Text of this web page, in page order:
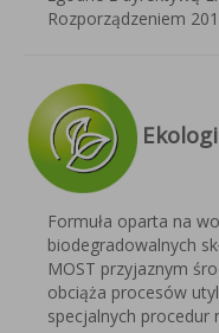
Rozporządzeniem
Formuła oparta na
biodegradowalnych
MOST przyjaznym
obciąża procesów
specjalnych procedur